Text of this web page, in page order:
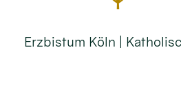
Erzbistum Köln |